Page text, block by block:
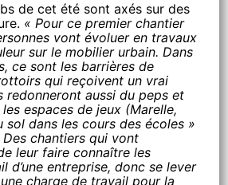
de cet été sont axés sur des
« Pour ce premier chantier
vont évoluer en travaux
sur le mobilier urbain. Dans
ce sont les barrières de
qui reçoivent un vrai
redonneront aussi du peps et
espaces de jeux (Marelle,
sol dans les cours des écoles »
Des chantiers qui vont
leur faire connaître les
d’une entreprise, donc se lever
charge de travail pour la